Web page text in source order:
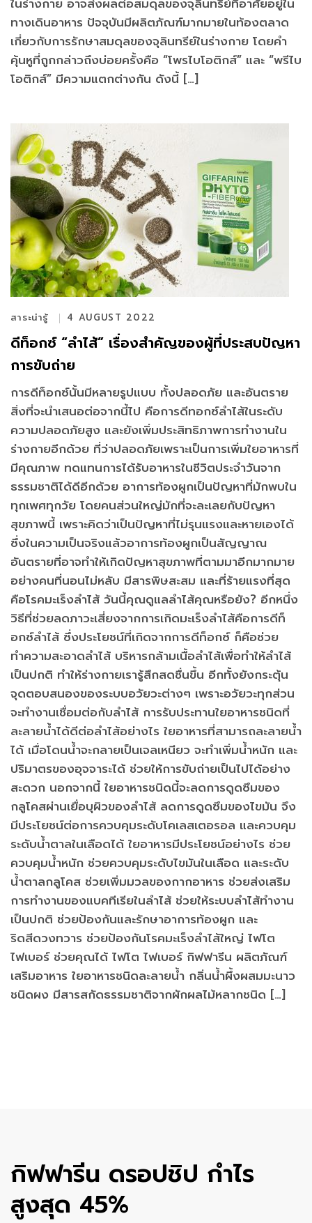
ทางเดินอาหาร ปัจจุบันมีผลิตภัณฑ์มากมายในท้องตลาด
เกี่ยวกับการรักษาสมดุลของจุลินทรีย์ในร่างกาย โดยคำ
คุ้นหูที่ถูกกล่าวถึงบ่อยครั้งคือ “โพรไบโอติกส์” และ “พรีไบ
โอติกส์” มีความแตกต่างกัน ดังนี้ […]
สาระน่ารู้ 4 AUGUST 2022
ดีท็อกซ์ “ลำไส้” เรื่องสำคัญของผู้ที่ประสบปัญหา
การขับถ่าย
การดีท็อกซ์นั้นมีหลายรูปแบบ ทั้งปลอดภัย และอันตราย
สิ่งที่จะนำเสนอต่อจากนี้ไป คือการดีทอกซ์ลำไส้ในระดับ
ความปลอดภัยสูง และยังเพิ่มประสิทธิภาพการทำงานใน
ร่างกายอีกด้วย ที่ว่าปลอดภัยเพราะเป็นการเพิ่มใยอาหารที่
มีคุณภาพ ทดแทนการได้รับอาหารในชีวิตประจำวันจาก
ธรรมชาติได้ดีอีกด้วย อาการท้องผูกเป็นปัญหาที่มักพบใน
ทุกเพศทุกวัย โดยคนส่วนใหญ่มักที่จะละเลยกับปัญหา
สุขภาพนี้ เพราะคิดว่าเป็นปัญหาที่ไม่รุนแรงและหายเองได้
ซึ่งในความเป็นจริงแล้วอาการท้องผูกเป็นสัญญาณ
อันตรายที่อาจทำให้เกิดปัญหาสุขภาพที่ตามมาอีกมากมาย
อย่างคนที่นอนไม่หลับ มีสารพิษสะสม และที่ร้ายแรงที่สุด
คือโรคมะเร็งลำไส้ วันนี้คุณดูแลลำไส้คุณหรือยัง? อีกหนึ่ง
วิธีที่ช่วยลดภาวะเสี่ยงจากการเกิดมะเร็งลำไส้คือการดีท็
อกซ์ลำไส้ ซึ่งประโยชน์ที่เกิดจากการดีท็อกซ์ ก็คือช่วย
ทำความสะอาดลำไส้ บริหารกล้ามเนื้อลำไส้เพื่อทำให้ลำไส้
เป็นปกติ ทำให้ร่างกายเรารู้สึกสดชื่นขึ้น อีกทั้งยังกระตุ้น
จุดตอบสนองของระบบอวัยวะต่างๆ เพราะอวัยวะทุกส่วน
จะทำงานเชื่อมต่อกับลำไส้ การรับประทานใยอาหารชนิดที่
ละลายน้ำได้ดีต่อลำไส้อย่างไร ใยอาหารที่สามารถละลายน้ำ
ได้ เมื่อโดนน้ำจะกลายเป็นเจลเหนียว จะทำเพิ่มน้ำหนัก และ
ปริมาตรของอุจจาระได้ ช่วยให้การขับถ่ายเป็นไปได้อย่าง
สะดวก นอกจากนี้ ใยอาหารชนิดนี้จะลดการดูดซึมของ
กลูโคสผ่านเยื่อบุผิวของลำไส้ ลดการดูดซึมของไขมัน จึง
มีประโยชน์ต่อการควบคุมระดับโคเลสเตอรอล และควบคุม
ระดับน้ำตาลในเลือดได้ ใยอาหารมีประโยชน์อย่างไร ช่วย
ควบคุมน้ำหนัก ช่วยควบคุมระดับไขมันในเลือด และระดับ
น้ำตาลกลูโคส ช่วยเพิ่มมวลของกากอาหาร ช่วยส่งเสริม
การทำงานของแบคทีเรียในลำไส้ ช่วยให้ระบบลำไส้ทำงาน
เป็นปกติ ช่วยป้องกันและรักษาอาการท้องผูก และ
ริดสีดวงทวาร ช่วยป้องกันโรคมะเร็งลำไส้ใหญ่ ไฟโต
ไฟเบอร์ ช่วยคุณได้ ไฟโต ไฟเบอร์ กิฟฟารีน ผลิตภัณฑ์
เสริมอาหาร ใยอาหารชนิดละลายน้ำ กลิ่นน้ำผึ้งผสมมะนาว
ชนิดผง มีสารสกัดธรรมชาติจากผักผลไม้หลากชนิด […]
กิฟฟารีน ดรอปชิป กำไร
สูงสุด 45%